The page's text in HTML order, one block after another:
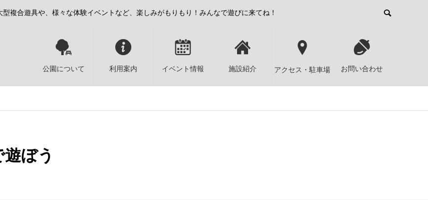
複合遊具や、様々な体験イベントなど、楽しみがもりもり！みんなで遊びに来てね！
公園について 利用案内 イベント情報 施設紹介 アクセス・駐車場 お問い合わせ
ぼう